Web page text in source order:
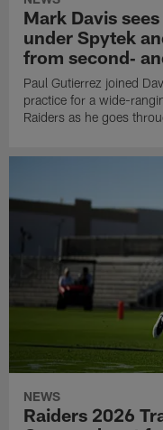
Mark Davis
under Spytek
from second‑
Paul Gutierrez joined
practice for a wide-
Raiders as he goes
NEWS
Raiders 2026